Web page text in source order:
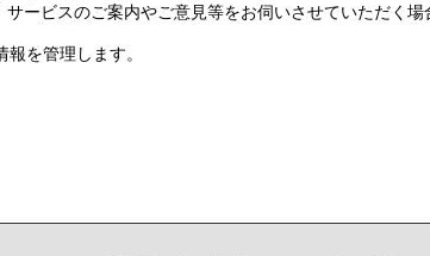
ービスのご案内やご意見等をお伺いさせていただく場
を管理します。